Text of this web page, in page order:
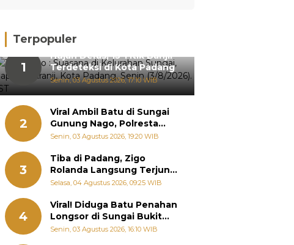
Terpopuler
1
Hujan Deras, 15 Titik Banjir
Terdeteksi di Kota Padang
Senin, 03 Agustus 2026, 17:10 WIB
2
Viral Ambil Batu di Sungai
Gunung Nago, Polresta
Padang Ungkap Fakta
Senin, 03 Agustus 2026, 19:20 WIB
3
Tiba di Padang, Zigo
Rolanda Langsung Terjun
Bantu Warga Terdampak
Selasa, 04 Agustus 2026, 09:25 WIB
4
Viral! Diduga Batu Penahan
Longsor di Sungai Bukit
Nago Padang Diambil, Warga
Senin, 03 Agustus 2026, 16:10 WIB